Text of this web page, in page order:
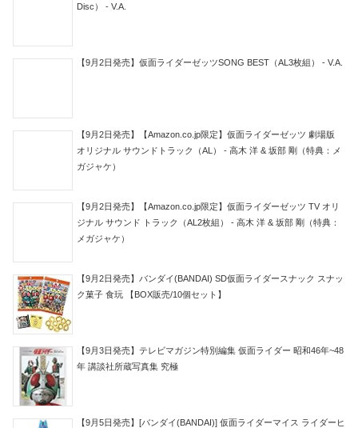
Disc） - V.A.
【9月2日発売】仮面ライダーゼッツSONG BEST（AL3枚組） - V.A.
【9月2日発売】【Amazon.co.jp限定】仮面ライダーゼッツ 劇場版
オリジナル サウンドトラック（AL） - 高木 洋 & 坂部 剛（特典：メ
ガジャケ）
【9月2日発売】【Amazon.co.jp限定】仮面ライダーゼッツ TV オリ
ジナル サウンド トラック（AL2枚組） - 高木 洋 & 坂部 剛（特典：
メガジャケ）
【9月2日発売】バンダイ(BANDAI) SD仮面ライダースナック スナッ
ク菓子 食玩 【BOX販売/10個セット】
【9月3日発売】テレビマガジン特別編集 仮面ライダー 昭和46年~48
年 講談社所蔵写真集 究極
【9月5日発売】[バンダイ(BANDAI)] 仮面ライダーマイス ライダーヒ